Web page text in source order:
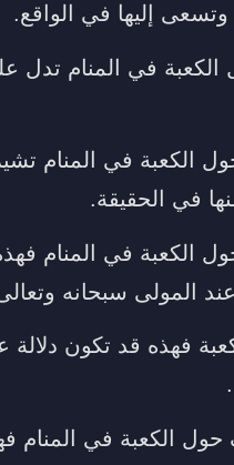
وتسعى إليها في الواقع.
في المنام تدل
الكعبة في المنام
في الحقيقة.
الكعبة في المنام
المولى سبحانه
فهذه قد تكون
الكعبة في المنام